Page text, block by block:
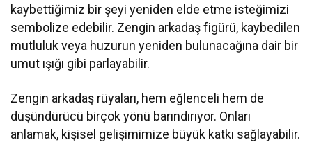
kaybettiğimiz bir şeyi yeniden elde etme isteğimizi
sembolize edebilir. Zengin arkadaş figürü, kaybedilen
mutluluk veya huzurun yeniden bulunacağına dair bir
umut ışığı gibi parlayabilir.
Zengin arkadaş rüyaları, hem eğlenceli hem de
düşündürücü birçok yönü barındırıyor. Onları
anlamak, kişisel gelişimimize büyük katkı sağlayabilir.